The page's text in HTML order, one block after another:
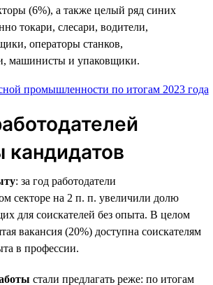
(6%), а также целый ряд синих
токари, слесари, водители,
операторы станков,
машинисты и упаковщики.
кандидатов
: за год работодатели
секторе на 2 п. п. увеличили долю
для соискателей без опыта. В целом
вакансия (20%) доступна соискателям
в профессии.
стали предлагать реже: по итогам